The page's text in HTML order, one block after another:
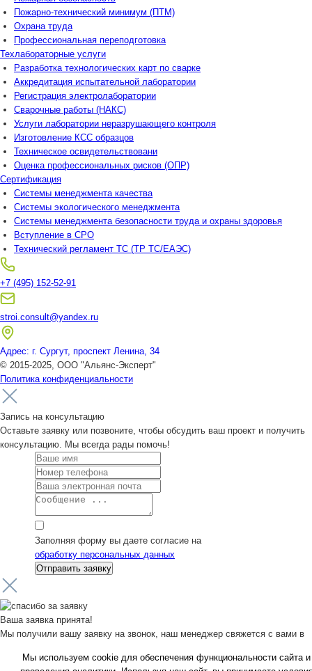
Пожарно-технический минимум (ПТМ)
Охрана труда
Профессиональная переподготовка
Техлабораторные услуги
Разработка технологических карт по сварке
Аккредитация испытательной лаборатории
Регистрация электролаборатории
Сварочные работы (НАКС)
Услуги лаборатории неразрушающего контроля
Изготовление КСС образцов
Техническое освидетельствовани
Оценка профессиональных рисков (ОПР)
Сертификация
Системы менеджмента качества
Системы экологического менеджмента
Системы менеджмента безопасности труда и охраны здоровья
Вступление в СРО
Технический регламент ТС (ТР ТС/ЕАЭС)
+7 (495) 152-52-91
stroi.consult@yandex.ru
Адрес: г. Сургут, проспект Ленина, 34
© 2015-2025, ООО "Альянс-Эксперт"
Политика конфиденциальности
Запись на консультацию
Оставьте заявку или позвоните, чтобы обсудить ваш проект и получить
консультацию. Мы всегда рады помочь!
Заполняя форму вы даете согласие на
обработку персональных данных
Ваша заявка принята!
Мы получили вашу заявку на звонок, наш менеджер свяжется с вами в
Мы используем cookie для обеспечения функциональности сайта и